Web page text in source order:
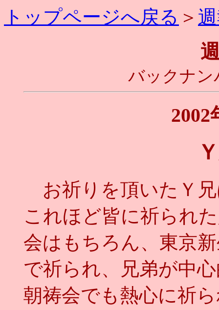
トップページへ戻る ＞
バックナン
2002
お祈りを頂いたＹ
これほど皆に祈られ
会はもちろん、東京
で祈られ、兄弟が中
朝祷会でも熱心に祈